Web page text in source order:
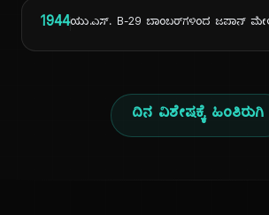
1944ಯು.ಎಸ್. B-29 ಬಾಂಬರ್‌ಗಳಿಂದ ಜಪಾನ್
ದಿನ ವಿಶೇಷಕ್ಕೆ ಹಿಂತಿರುಗಿ